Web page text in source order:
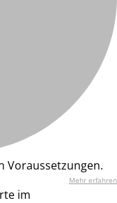
Voraussetzungen.
Mehr erfahren
im